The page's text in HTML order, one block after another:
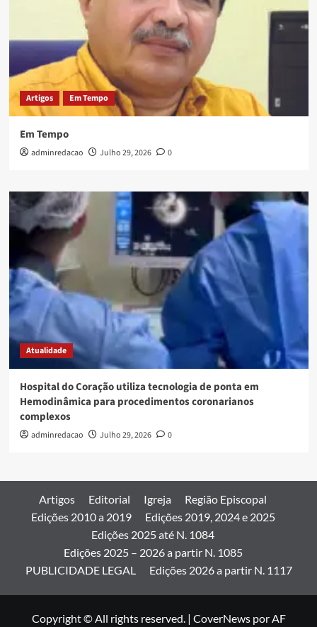
Artigos Em Tempo
Em Tempo
adminredacao Julho 29, 2026 0
Atualidade
Hospital do Coração utiliza tecnologia de ponta em
Hemodinâmica para procedimentos coronarianos
complexos
adminredacao Julho 29, 2026 0
Artigos Editorial Igreja
Região Episcopal
Edições 2010 a 2019
Edições 2019, 2024 e 2025
Edições 2025 até N. 1084
Edições 2025 – 2026 a partir N. 1085
PUBLICIDADE LEGAL
Edições 2026 a partir N. 1117
Copyright © All rights reserved. | CoverNewspor AF